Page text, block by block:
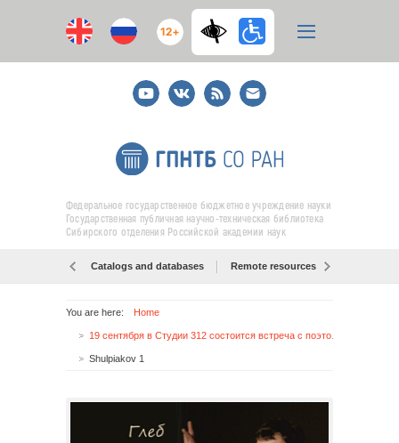
12+
YoutubeВКонтакте
RSS
E-
mail
подписка
Федеральное государственное бюджетное учреждение науки
Государственная публичная научно-техническая библиотека
Сибирского отделения Российской академии наук
Catalogs and databases Remote resources
You are here: Home
Shulpiakov 1